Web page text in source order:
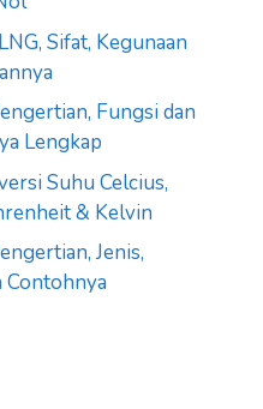
Sifat, Kegunaan
Fungsi dan
Lengkap
Suhu Celcius,
& Kelvin
Jenis,
Contohnya